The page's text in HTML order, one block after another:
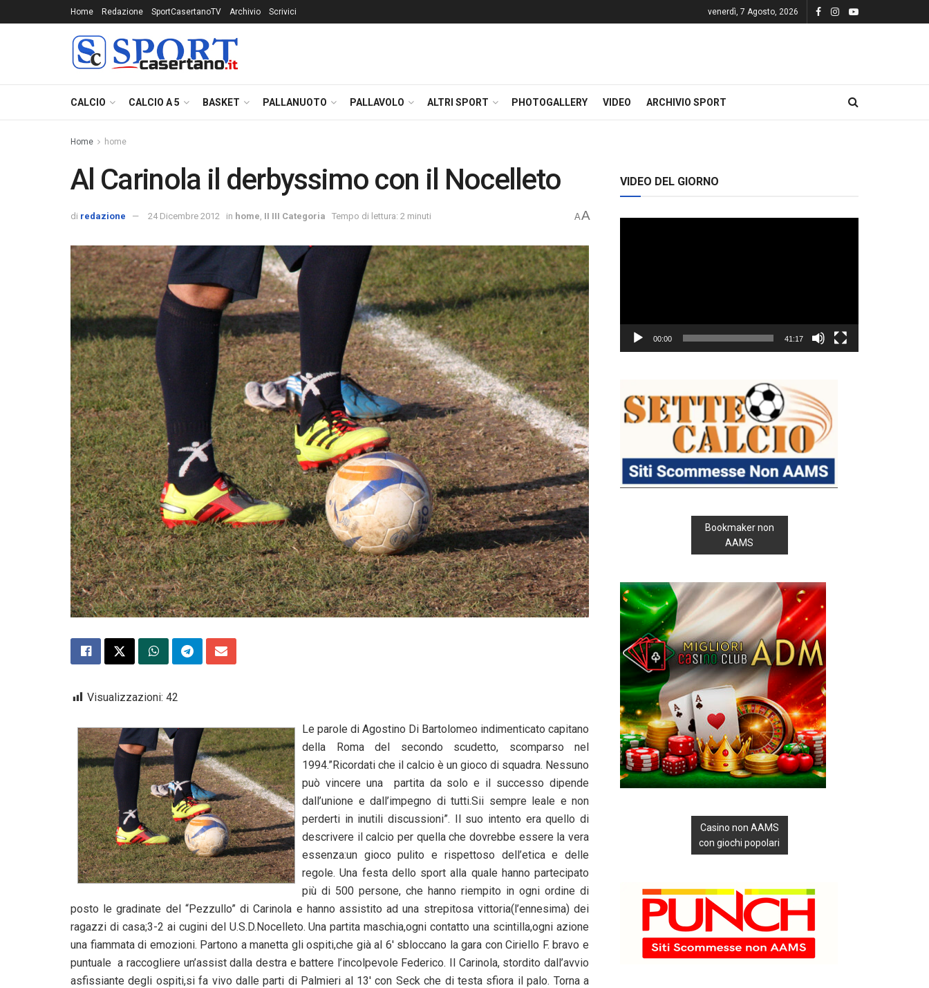
Home Redazione SportCasertanoTV Archivio Scrivici venerdì, 7 Agosto, 2026
CALCIO CALCIO A 5 BASKET PALLANUOTO PALLAVOLO ALTRI SPORT PHOTOGALLERY VIDEO ARCHIVIO SPORT
Home home
Al Carinola il derbyssimo con il Nocelleto
di redazione 24 Dicembre 2012 in home II III Categoria Tempo di lettura: 2 minuti AA
Visualizzazioni: 42
Le parole di Agostino Di Bartolomeo indimenticato capitano
della Roma del secondo scudetto, scomparso nel
1994.”Ricordati che il calcio è un gioco di squadra. Nessuno
può vincere una partita da solo e il successo dipende
dall’unione e dall’impegno di tutti.Sii sempre leale e non
perderti in inutili discussioni”. Il suo intento era quello di
descrivere il calcio per quella che dovrebbe essere la vera
essenza:un gioco pulito e rispettoso dell’etica e delle
regole. Una festa dello sport alla quale hanno partecipato
più di 500 persone, che hanno riempito in ogni ordine di
posto le gradinate del “Pezzullo” di Carinola e hanno assistito ad una strepitosa vittoria(l’ennesima) dei
ragazzi di casa;3-2 ai cugini del U.S.D.Nocelleto. Una partita maschia,ogni contatto una scintilla,ogni azione
una fiammata di emozioni. Partono a manetta gli ospiti,che già al 6′ sbloccano la gara con Ciriello F. bravo e
puntuale a raccogliere un’assist dalla destra e battere l’incolpevole Federico. Il Carinola, stordito dall’avvio
asfissiante degli ospiti,si fa vivo dalle parti di Palmieri al 13′ con Seck che di testa sfiora il palo. Torna a
VIDEO DEL GIORNO
00:00 41:17
Bookmaker non
AAMS
Casino non AAMS
con giochi popolari